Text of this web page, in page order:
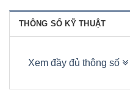
THÔNG SỐ KỸ THUẬT
Xem đầy đủ thông số